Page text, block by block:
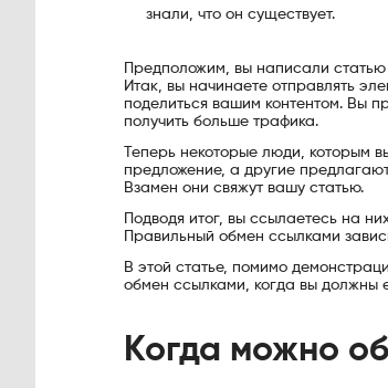
знали, что он существует.
Предположим, вы написали
Итак, вы начинаете отправлять
поделиться вашим контентом. Вы
получить больше трафика.
Теперь некоторые люди, которым
предложение, а другие
Взамен они свяжут вашу статью.
Подводя итог, вы ссылаетесь на
Правильный обмен ссылками
В этой статье, помимо
обмен ссылками, когда вы должны
Когда можно